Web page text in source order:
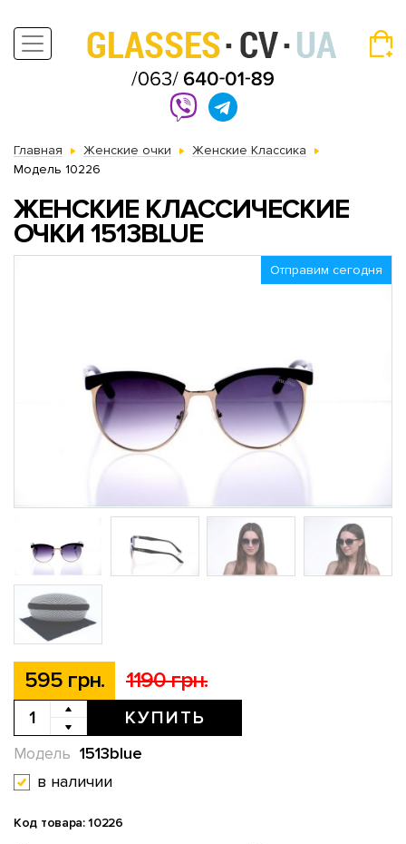
Главная Женские очки
Женские Классика
Модель 10226
ЖЕНСКИЕ КЛАССИЧЕСКИЕ
ОЧКИ 1513BLUE
Отправим сегодня
595 грн. 1190 грн.
КУПИТЬ
1513blue
Модель
в наличии
Код товара: 10226